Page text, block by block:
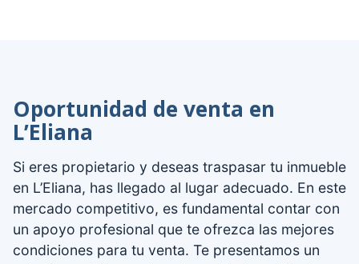
Oportunidad de venta en
L’Eliana
Si eres propietario y deseas traspasar tu inmueble
en L’Eliana, has llegado al lugar adecuado. En este
mercado competitivo, es fundamental contar con
un apoyo profesional que te ofrezca las mejores
condiciones para tu venta. Te presentamos un